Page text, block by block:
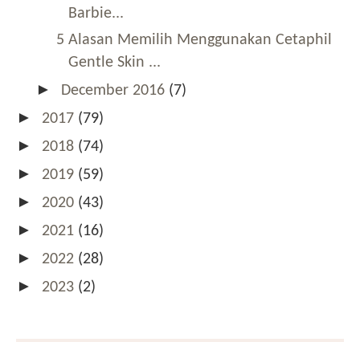
Barbie...
5 Alasan Memilih Menggunakan Cetaphil
Gentle Skin ...
► December 2016 (7)
► 2017 (79)
► 2018 (74)
► 2019 (59)
► 2020 (43)
► 2021 (16)
► 2022 (28)
► 2023 (2)